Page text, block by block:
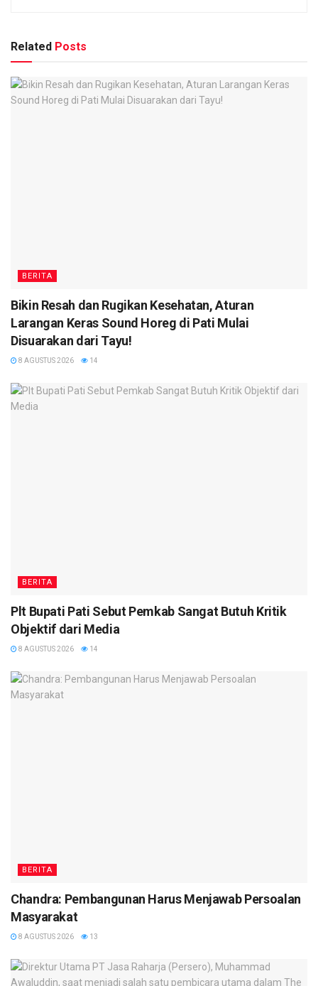
Related Posts
BERITA
Bikin Resah dan Rugikan Kesehatan, Aturan
Larangan Keras Sound Horeg di Pati Mulai
Disuarakan dari Tayu!
8 AGUSTUS 2026 14
BERITA
Plt Bupati Pati Sebut Pemkab Sangat Butuh Kritik
Objektif dari Media
8 AGUSTUS 2026 14
BERITA
Chandra: Pembangunan Harus Menjawab Persoalan
Masyarakat
8 AGUSTUS 2026 13